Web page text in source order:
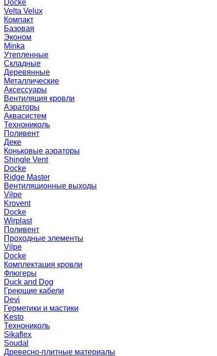
Docke
Velta Velux
Компакт
Базовая
Эконом
Minka
Утепленные
Складные
Деревянные
Металлические
Аксессуары
Вентиляция кровли
Аэраторы
Аквасистем
Технониколь
Поливент
Деке
Коньковые аэраторы
Shingle Vent
Docke
Ridge Master
Вентиляционные выходы
Vilpe
Krovent
Docke
Wirplast
Поливент
Проходные элементы
Vilpe
Docke
Комплектация кровли
Флюгеры
Duck and Dog
Греющие кабели
Devi
Герметики и мастики
Kesto
Технониколь
Sikaflex
Soudal
Древесно-плитные материалы